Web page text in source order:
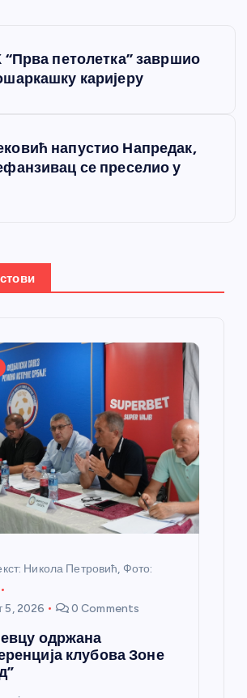
“Прва петолетка” завршио
каријеру
напустио Напредак,
се преселио у
Никола Петровић, Фото:
5, 2026
0 Comments
одржана
клубова Зоне